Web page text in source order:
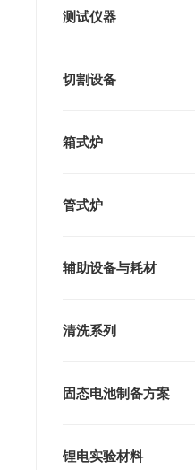
测试仪器
切割设备
箱式炉
管式炉
辅助设备与耗材
清洗系列
固态电池制备方案
锂电实验材料